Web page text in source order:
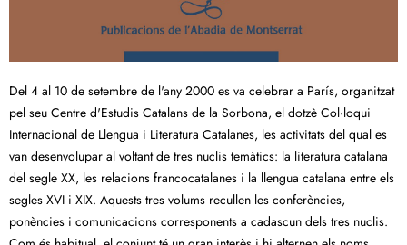
Del 4 al 10 de setembre de l'any 2000 es va celebrar a París, organitzat
pel seu Centre d'Estudis Catalans de la Sorbona, el dotzè Col·loqui
Internacional de Llengua i Literatura Catalanes, les activitats del qual es
van desenvolupar al voltant de tres nuclis temàtics: la literatura catalana
del segle XX, les relacions francocatalanes i la llengua catalana entre els
segles XVI i XIX. Aquests tres volums recullen les conferències,
ponències i comunicacions corresponents a cadascun dels tres nuclis.